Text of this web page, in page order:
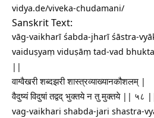
vidya.de/viveka-chudamani/
Sanskrit Text:
vāg-vaikharī śabda-jharī śāstra-
vaiduṣyaṃ viduṣāṃ tad-vad
||
वाग्वैखरी शब्दझरी शास्त्रव्याख्यानकौशलम् |
वैदुष्यं विदुषां तद्वद् भुक्तये न तु मुक्तये || ५८
vag-vaikhari shabda-jari shastra-